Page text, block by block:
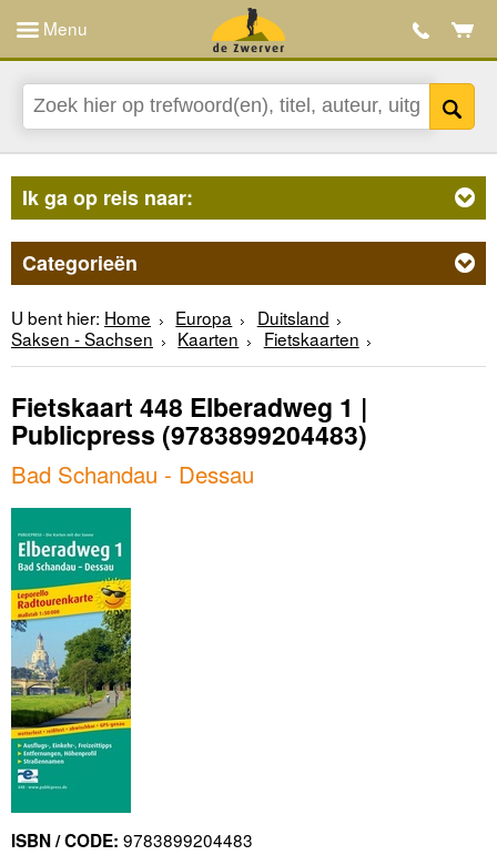
Menu
Ik ga op reis naar:
Categorieën
U bent hier: Home Europa
Duitsland
Saksen - Sachsen
Kaarten Fietskaarten
Fietskaart 448 Elberadweg 1 |
Publicpress (9783899204483)
Bad Schandau - Dessau
ISBN / CODE: 9783899204483